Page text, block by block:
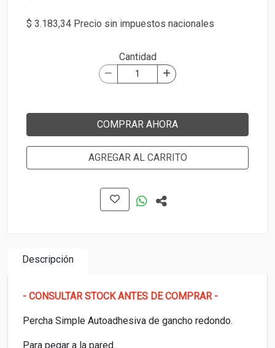
$ 3.183,34 Precio sin impuestos nacionales
Cantidad
COMPRAR AHORA
AGREGAR AL CARRITO
Descripción
- CONSULTAR STOCK ANTES DE COMPRAR -
Percha Simple Autoadhesiva de gancho redondo.
Para pegar a la pared.